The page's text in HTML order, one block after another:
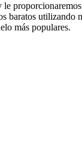
baratos utilizando
más populares.